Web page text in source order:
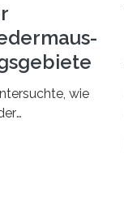
wie
wird,